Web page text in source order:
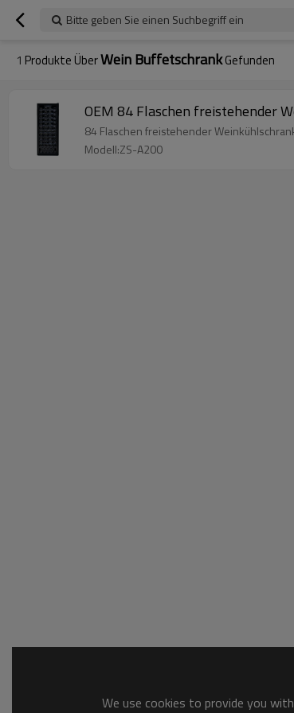
Bitte geben Sie einen Suchbegriff ein
1 Produkte ÜberWein BuffetschrankGefunden
OEM 84 Flaschen freistehender
84 Flaschen freistehender
Modell:ZS-A200
We use cookies to provide you